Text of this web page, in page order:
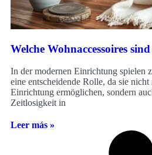
Welche Wohnaccessoires
In der modernen Einrichtung spielen
eine entscheidende Rolle, da sie nicht
Einrichtung ermöglichen, sondern
Zeitlosigkeit in
Leer más »